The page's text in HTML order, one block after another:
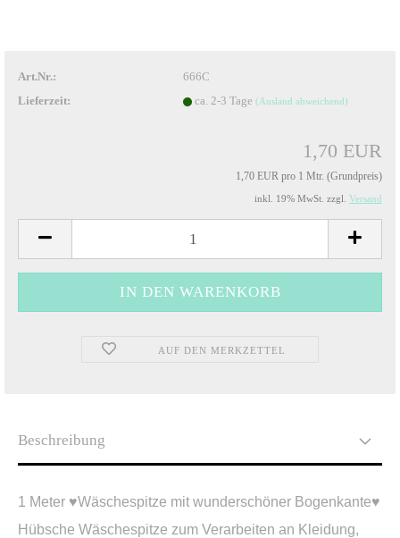
Art.Nr.:
666C
Lieferzeit:
ca. 2-3 Tage (Ausland abweichend)
1,70 EUR
1,70 EUR pro 1 Mtr. (Grundpreis)
inkl. 19% MwSt. zzgl. Versand
AUF DEN MERKZETTEL
Beschreibung
1 Meter ♥Wäschespitze mit wunderschöner Bogenkante♥
Hübsche Wäschespitze zum Verarbeiten an Kleidung,